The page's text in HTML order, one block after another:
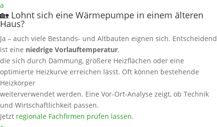
a
🏡 Lohnt sich eine Wärmepumpe in einem älteren
Haus?
Ja – auch viele Bestands- und Altbauten eignen sich. Entscheidend
ist eine niedrige Vorlauftemperatur,
die sich durch Dämmung, größere Heizflächen oder eine
optimierte Heizkurve erreichen lässt. Oft können bestehende
Heizkörper
weiterverwendet werden. Eine Vor-Ort‑Analyse zeigt, ob Technik
und Wirtschaftlichkeit passen.
Jetzt regionale Fachfirmen prüfen lassen.